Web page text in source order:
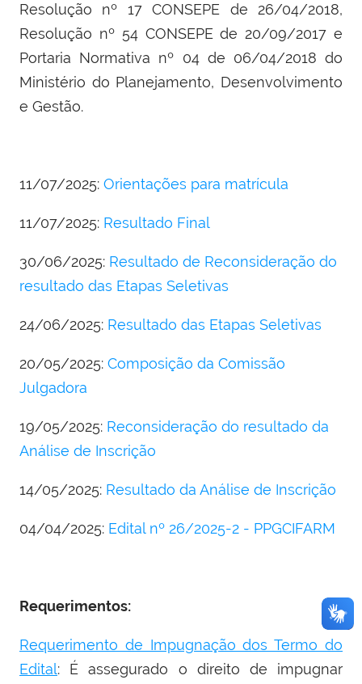
Resolução nº 17 CONSEPE de 26/04/2018,
Resolução nº 54 CONSEPE de 20/09/2017 e
Portaria Normativa nº 04 de 06/04/2018 do
Ministério do Planejamento, Desenvolvimento
e Gestão.
11/07/2025: Orientações para matrícula
11/07/2025: Resultado Final
30/06/2025: Resultado de Reconsideração do
resultado das Etapas Seletivas
24/06/2025: Resultado das Etapas Seletivas
20/05/2025: Composição da Comissão
Julgadora
19/05/2025: Reconsideração do resultado da
Análise de Inscrição
14/05/2025: Resultado da Análise de Inscrição
04/04/2025: Edital nº 26/2025-2 - PPGCIFARM
Requerimentos:
Requerimento de Impugnação dos Termo do
Edital: É assegurado o direito de impugnar